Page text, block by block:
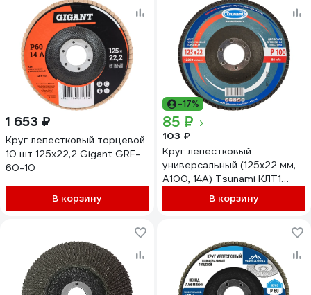
1 653 ₽
Круг лепестковый торцевой
10 шт 125x22,2 Gigant GRF-
60-10
В корзину
-17%
85 ₽
103 ₽
Круг лепестковый
универсальный (125х22 мм,
А100, 14А) Tsunami КЛТ1
D96100000012581
В корзину